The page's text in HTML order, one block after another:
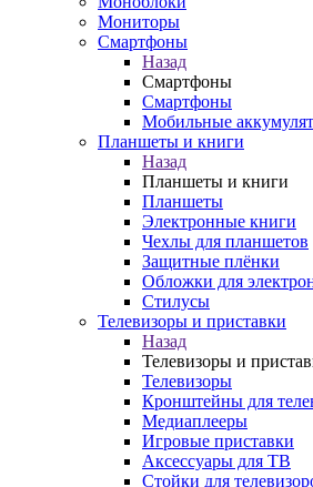
Мониторы
Смартфоны
Назад
Смартфоны
Смартфоны
Мобильные
Планшеты и книги
Назад
Планшеты и книги
Планшеты
Электронные книги
Чехлы для планшетов
Защитные плёнки
Обложки для
Стилусы
Телевизоры и приставки
Назад
Телевизоры и
Телевизоры
Кронштейны для
Медиаплееры
Игровые приставки
Аксессуары для ТВ
Стойки для